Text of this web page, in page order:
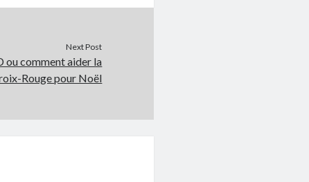
Next Post
ou comment aider la
Rouge pour Noël